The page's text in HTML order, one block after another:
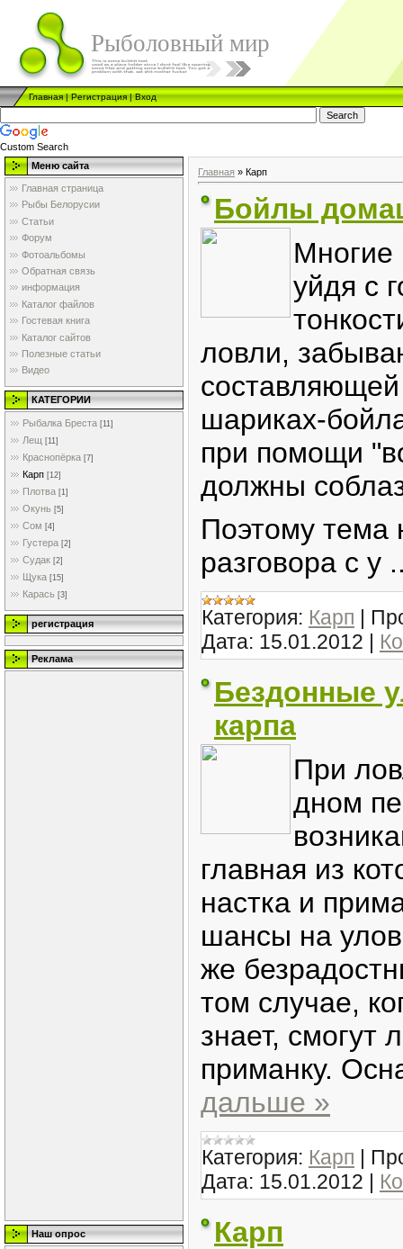
Рыболовный мир
Главная|Регистрация|Вход
Custom Search
Меню сайта
Главная страница
Рыбы Белорусии
Статьи
Форум
Фотоальбомы
Обратная связь
информация
Каталог файлов
Гостевая книга
Каталог сайтов
Полезные статьи
Видео
КАТЕГОРИИ
Рыбалка Бреста [11]
Лещ [11]
Краснопёрка [7]
Карп [12]
Плотва [1]
Окунь [5]
Сом [4]
Густера [2]
Судак [2]
Щука [15]
Карась [3]
регистрация
Реклама
Наш опрос
Главная » Карп
Бойлы
Многие
уйдя с
ловли,
шариках-
при помощи
должны
Поэтому тема
разговора с у
Категория: Карп |
Дата: 15.01.2012 |
Бездонные
карпа
При
дном
главная из
настка и
шансы на
же
том случае,
знает, смогут
приманку.
дальше »
Категория: Карп |
Дата: 15.01.2012 |
Карп